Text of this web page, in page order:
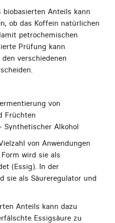
Anteils kann
ob das Koffein natürlichen
petrochemischen
Prüfung kann
verschiedenen
von
Früchten
Synthetischer Alkohol
von Anwendungen
wird sie als
(Essig). In der
sie als Säureregulator und
Anteils kann dazu
Essigsäure zu